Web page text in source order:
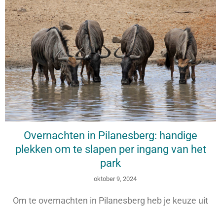
Overnachten in Pilanesberg: handige
plekken om te slapen per ingang van het
park
oktober 9, 2024
Om te overnachten in Pilanesberg heb je keuze uit